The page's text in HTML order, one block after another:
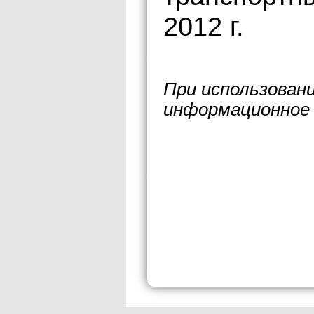
2012 г.
При